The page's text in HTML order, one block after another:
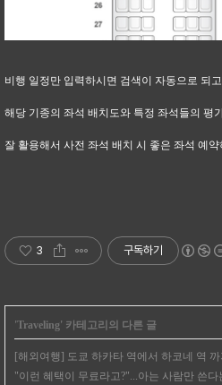
비행 일정만 입력하시면 검색이 자동으로 되
해당 기종의 좌석 배치도와 특정 좌석들의 평
잘 활용해서 사전 좌석 배치 시 좋은 좌석 예약
3 구독하기
'Traveling' 카테고리의 다른 글
[해외여행] 도쿄 하카타 역에서 하코네 역
"이런 혜택이 무료라고?"...아는 사람만 쓴